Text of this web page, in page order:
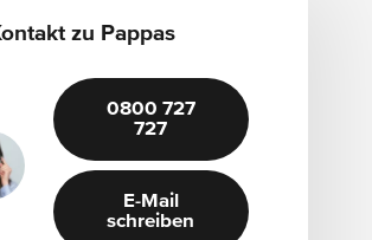
zu Pappas
0800 727
727
E-Mail
schreiben